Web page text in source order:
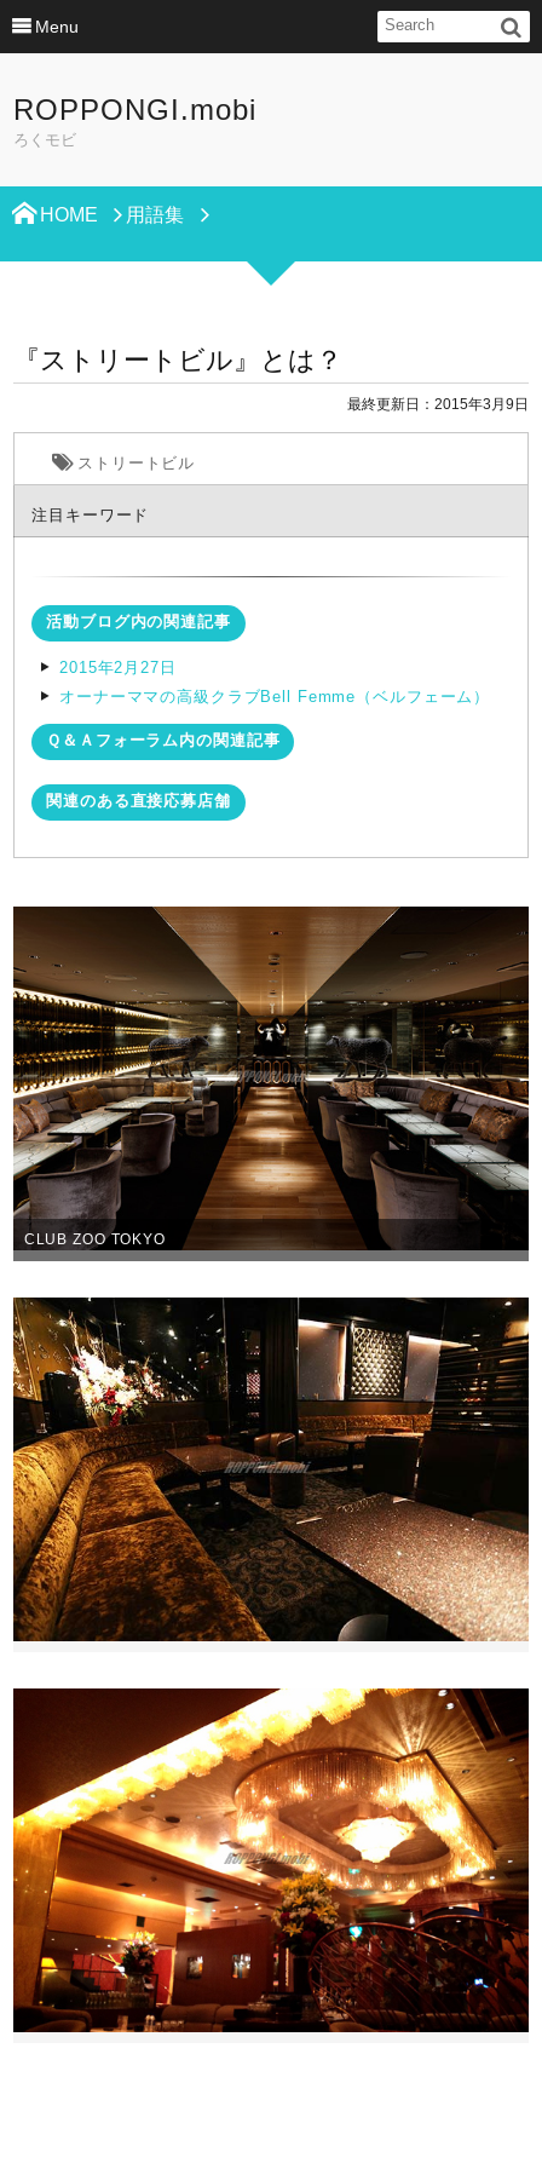
Menu
ROPPONGI.mobi
ろくモビ
HOME 用語集
『ストリートビル』とは？
最終更新日：2015年3月9日
ストリートビル
注目キーワード
活動ブログ内の関連記事
2015年2月27日
オーナーママの高級クラブBell Femme（ベルフェーム）
Ｑ＆Ａフォーラム内の関連記事
関連のある直接応募店舗
CLUB ZOO TOKYO